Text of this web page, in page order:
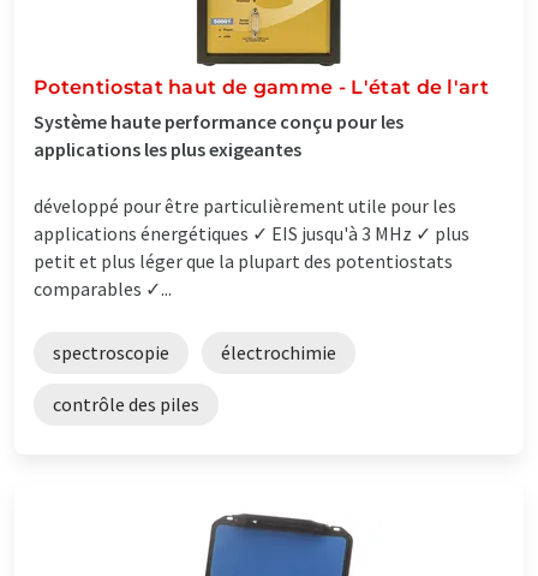
Potentiostat haut de gamme - L'état de l'art
Système haute performance conçu pour les
applications les plus exigeantes
développé pour être particulièrement utile pour les
applications énergétiques ✓ EIS jusqu'à 3 MHz ✓ plus
petit et plus léger que la plupart des potentiostats
comparables ✓...
spectroscopie électrochimie
contrôle des piles